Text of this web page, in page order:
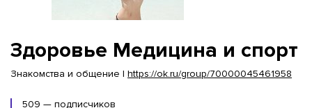
Здоровье Медицина и спорт
Знакомства и общение | https://ok.ru/group/70000045461958
509 — подписчиков